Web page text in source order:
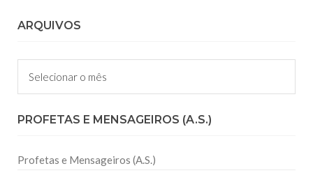
ARQUIVOS
Arquivos
PROFETAS E MENSAGEIROS (A.S.)
Profetas e Mensageiros (A.S.)